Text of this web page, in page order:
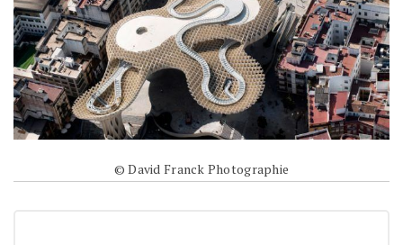
© David Franck Photographie